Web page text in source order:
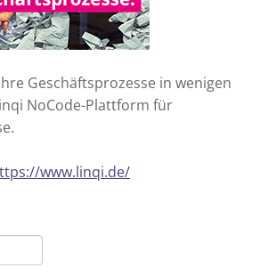
Geschäftsprozesse in wenigen
NoCode-Plattform für
www.linqi.de/